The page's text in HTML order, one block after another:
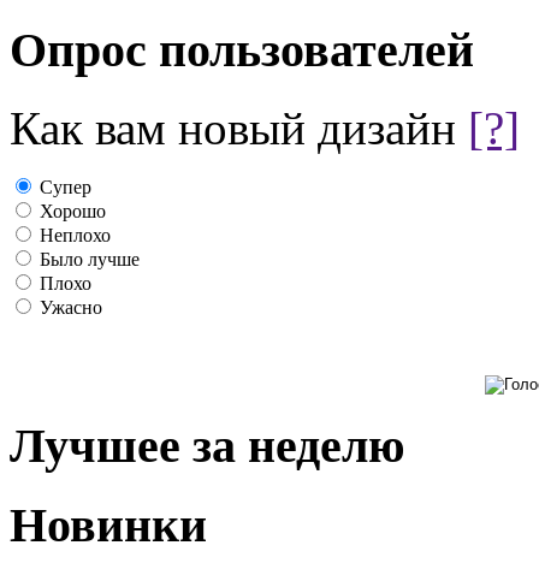
Опрос пользователей
Как вам новый дизайн [?]
Супер
Хорошо
Неплохо
Было лучше
Плохо
Ужасно
Лучшее за неделю
Новинки